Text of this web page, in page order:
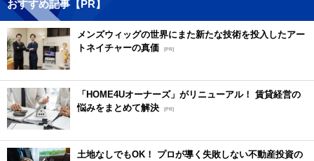
おすすめ記事【PR】
メンズウィッグの世界にまた新たな技術を投入したアー
トネイチャーの真価 [PR]
「HOME4Uオーナーズ」がリニューアル！ 賃貸経営の
悩みをまとめて解決 [PR]
土地なしでもOK！ プロが導く失敗しない不動産投資の